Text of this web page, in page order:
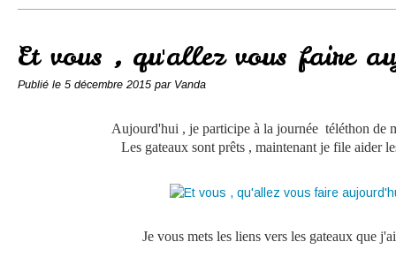
Et vous , qu'allez vous faire
Publié le 5 décembre 2015 par Vanda
Aujourd'hui , je participe à la journée téléthon de
Les gateaux sont prêts , maintenant je file aider
Je vous mets les liens vers les gateaux que